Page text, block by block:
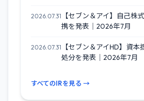
2026.07.31
【セブン＆アイ】自己株
携を発表｜2026年7月
2026.07.31
【セブン＆アイHD】資
処分を発表｜2026年7月
すべてのIRを見る →